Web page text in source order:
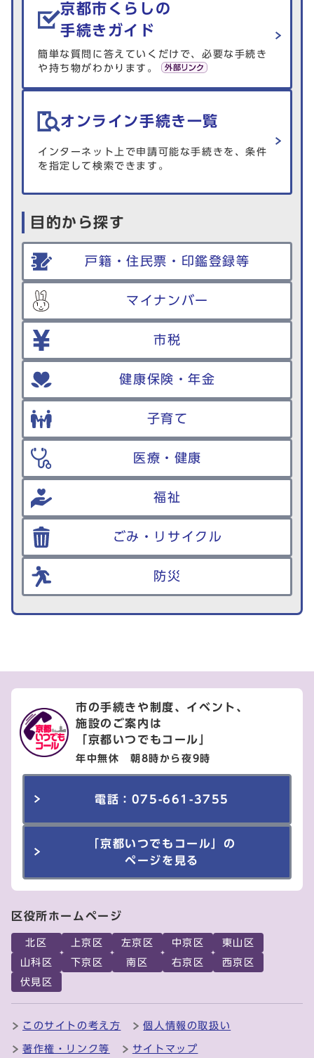
京都市くらしの
手続きガイド
簡単な質問に答えていくだけで、必要な手続き
や持ち物がわかります。
オンライン手続き一覧
インターネット上で申請可能な手続きを、条件
を指定して検索できます。
目的から探す
戸籍・住民票・印鑑登録等
マイナンバー
市税
健康保険・年金
子育て
医療・健康
福祉
ごみ・リサイクル
防災
市の手続きや制度、イベント、
施設のご案内は
「京都いつでもコール」
年中無休 朝8時から夜9時
電話：075-661-3755
「京都いつでもコール」の
ページを見る
区役所ホームページ
北区 上京区 左京区 中京区
東山区
山科区
下京区 南区 右京区
西京区
伏見区
このサイトの考え方 個人情報の取扱い
著作権・リンク等 サイトマップ